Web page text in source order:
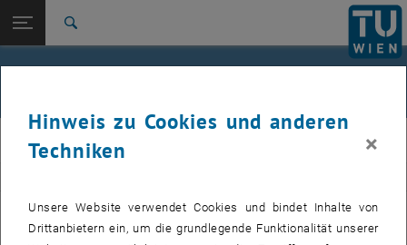
TU Login
Studium
International
Zur 1. Menü Ebene
E311-Institut für Fertigungstechnik und Photonische
Technologien
und Photonische Technologien
Veranstaltungen
IFT
Es gibt keine Veranstaltungen in der aktuellen Ansicht.
Hinweis zu Cookies und anderen
Techniken
×
Unsere Website verwendet Cookies und bindet Inhalte von
Drittanbietern ein, um die grundlegende Funktionalität unserer